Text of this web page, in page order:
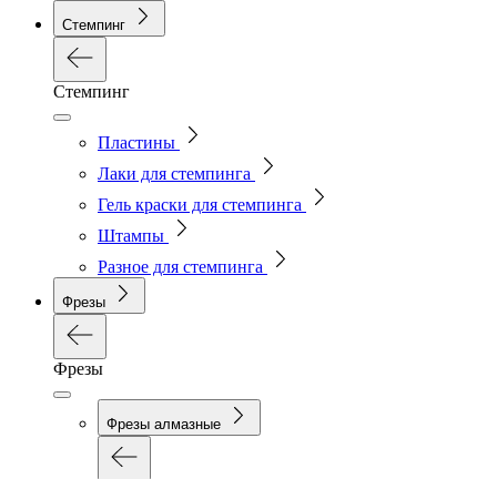
Стемпинг
Стемпинг
Пластины
Лаки для стемпинга
Гель краски для стемпинга
Штампы
Разное для стемпинга
Фрезы
Фрезы
Фрезы алмазные